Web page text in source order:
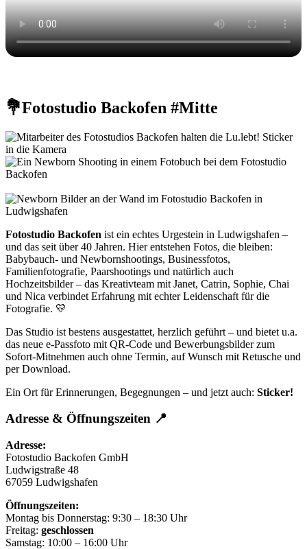
💐Fotostudio Backofen #Mitte
Fotostudio Backofen ist ein echtes Urgestein in Ludwigshafen –
und das seit über 40 Jahren. Hier entstehen Fotos, die bleiben:
Babybauch- und Newbornshootings, Businessfotos,
Familienfotografie, Paarshootings und natürlich auch
Hochzeitsbilder – das Kreativteam mit Janet, Catrin, Sophie, Chai
und Nica verbindet Erfahrung mit echter Leidenschaft für die
Fotografie. 💛
Das Studio ist bestens ausgestattet, herzlich geführt – und bietet u.a.
das neue e-Passfoto mit QR-Code und Bewerbungsbilder zum
Sofort-Mitnehmen auch ohne Termin, auf Wunsch mit Retusche und
per Download.
Ein Ort für Erinnerungen, Begegnungen – und jetzt auch: Sticker!
Adresse & Öffnungszeiten 📍
Adresse:
Fotostudio Backofen GmbH
Ludwigstraße 48
67059 Ludwigshafen
Öffnungszeiten:
Montag bis Donnerstag: 9:30 – 18:30 Uhr
Freitag: geschlossen
Samstag: 10:00 – 16:00 Uhr